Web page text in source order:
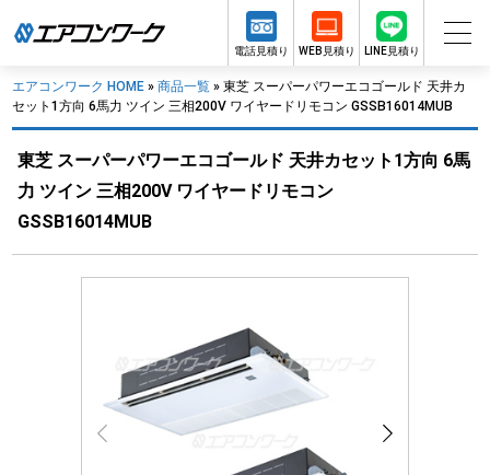
電話見積り WEB見積り LINE見積り
エアコンワーク HOME » 商品一覧 » 東芝 スーパーパワーエコゴールド 天井カ
セット1方向 6馬力 ツイン 三相200V ワイヤードリモコン GSSB16014MUB
東芝 スーパーパワーエコゴールド 天井カセット1方向 6馬
力 ツイン 三相200V ワイヤードリモコン
GSSB16014MUB